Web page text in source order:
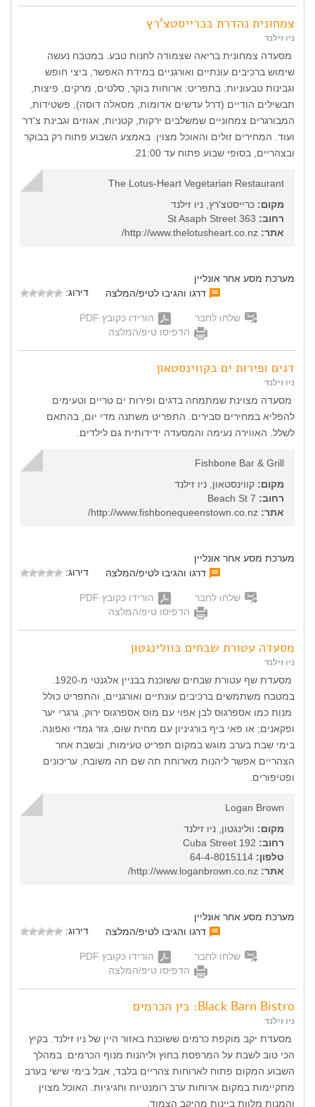
צמחונית נהדרת בכרייסטצ'רץ
ניו זילנד
מסעדה צמחונית בריאה שצמודה לחנות טבע. במטבח נעשה
שימוש ברכיבים עונתיים ואורגניים במידת האפשר, ביצי חופש
וגבינות טבעוניות. בתפריט: ארוחות בוקר, סלטים, מרקים, פיצות,
תבשילים הודיים (דרל עדשים אדומות, מסאלה דוסה), פשטידות,
המבורגרים צמחוניים שמשלבים ירקות, קטניות, אגוזים וגבינת צ'דר
ועוד. המחירים זולים והאוכל מצוין. באמצע השבוע פתוח רק בבוקר
ובצהריים, בסופי שבוע פתוח עד 21:00.
The Lotus-Heart Vegetarian Restaurant
מקום: כרייסטצ'רץ, ניו זילנד
רחוב:
אתר:
מערכת מסע אחר אונליין
דרגו והגיבו לטיפ/המלצה
דירוג:
שלחו לחבר
הורידו כקובץ PDF
הדפיסו טיפ/המלצה
דגים ופירות ים בקווינסטאון
ניו זילנד
מסעדה מצוינת שמתמחה בדגים ופירות ים טריים וטעימים
להפליא במחירים סבירים. התפריט משתנה מדי יום, בהתאם
לשלל. האווירה נעימה והמסעדה ידידותית גם לילדים.
Fishbone Bar & Grill
מקום: קווינסטאון, ניו זילנד
רחוב:
אתר:
מערכת מסע אחר אונליין
דרגו והגיבו לטיפ/המלצה
דירוג:
שלחו לחבר
הורידו כקובץ PDF
הדפיסו טיפ/המלצה
מסעדה עטורת שבחים בוולינגטון
ניו זילנד
במטבח משתמשים ברכיבים עונתיים ואורגניים, והתפריט כולל
מנות כמו אספרגוס לבן אפוי עם מוס אספרגוס ירוק, גרגרי יער
ופקאנים; או פאי ביף בורגיניון עם מחית שום, גזר גמדי ואפונה.
בימי שבת בערב מוגש במקום תפריט טעימות, ובשבת אחר
הצהריים אפשר ליהנות מארוחת תה שם תה משובח, עריכונים
ופטיפורים.
Logan Brown
מקום: וולינגטון, ניו זילנד
רחוב:
טלפון:
אתר:
מערכת מסע אחר אונליין
דרגו והגיבו לטיפ/המלצה
דירוג:
שלחו לחבר
הורידו כקובץ PDF
הדפיסו טיפ/המלצה
Black Barn Bistro: בין הכרמים
ניו זילנד
מסעדת יקב מוקפת כרמים ששוכנת באזור היין של ניו זילנד. בקיץ
הכי טוב לשבת על המרפסת בחוץ וליהנות מנוף הכרמים. במהלך
השבוע המקום פתוח לארוחות צהריים בלבד, אבל בימי שישי בערב
מתקיימות במקום ארוחות ערב רומנטיות וחגיגיות. האוכל מצוין
והמנות מלוות ביינות מהיקב הצמוד.